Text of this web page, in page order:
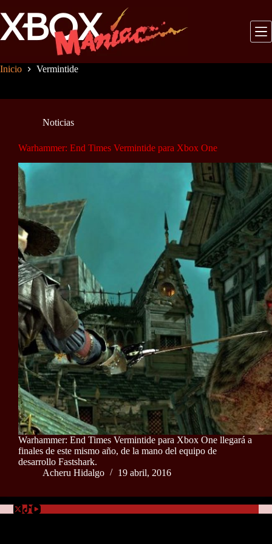
al
contenido
Inicio Vermintide
Noticias
Warhammer: End Times Vermintide para Xbox One
Warhammer: End Times Vermintide para Xbox One llegará a
finales de este mismo año, de la mano del equipo de
desarrollo Fastshark.
Acheru Hidalgo
19 abril, 2016